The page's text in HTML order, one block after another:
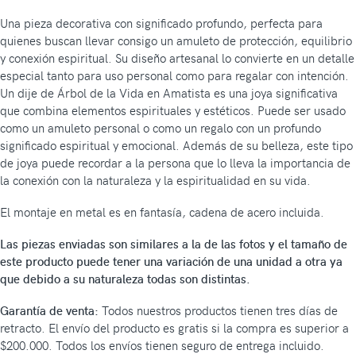
Una pieza decorativa con significado profundo, perfecta para
quienes buscan llevar consigo un amuleto de protección, equilibrio
y conexión espiritual. Su diseño artesanal lo convierte en un detalle
especial tanto para uso personal como para regalar con intención.
Un dije de Árbol de la Vida en Amatista es una joya significativa
que combina elementos espirituales y estéticos. Puede ser usado
como un amuleto personal o como un regalo con un profundo
significado espiritual y emocional. Además de su belleza, este tipo
de joya puede recordar a la persona que lo lleva la importancia de
la conexión con la naturaleza y la espiritualidad en su vida.
El montaje en metal es en fantasía, cadena de acero incluida.
Las piezas enviadas son similares a la de las fotos y el tamaño de
este producto puede tener una variación de una unidad a otra ya
que debido a su naturaleza todas son distintas.
Garantía de venta: Todos nuestros productos tienen tres días de
retracto. El envío del producto es gratis si la compra es superior a
$200.000. Todos los envíos tienen seguro de entrega incluido.